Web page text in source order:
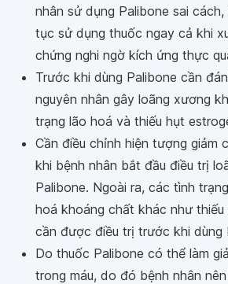
nhân sử dụng Palibone sai
tục sử dụng thuốc ngay cả khi
chứng nghi ngờ kích ứng thực
Trước khi dùng Palibone cần
nguyên nhân gây loãng xương
trạng lão hoá và thiếu hụt
Cần điều chỉnh hiện tượng giảm
khi bệnh nhân bắt đầu điều trị
Palibone. Ngoài ra, các tình
hoá khoáng chất khác như thiếu
cần được điều trị trước khi dùng
Do thuốc Palibone có thể làm
trong máu, do đó bệnh nhân